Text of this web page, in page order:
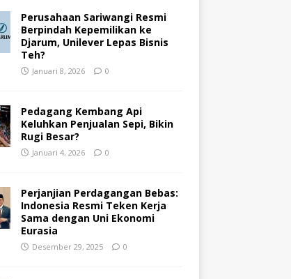
Perusahaan Sariwangi Resmi
Berpindah Kepemilikan ke
Djarum, Unilever Lepas Bisnis
Teh?
Januari 8, 2026 0
Pedagang Kembang Api
Keluhkan Penjualan Sepi, Bikin
Rugi Besar?
Januari 4, 2026 0
Perjanjian Perdagangan Bebas:
Indonesia Resmi Teken Kerja
Sama dengan Uni Ekonomi
Eurasia
Desember 29, 2025 0